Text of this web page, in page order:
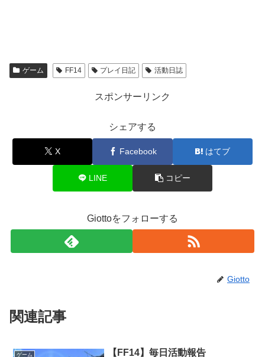
ゲーム FF14 プレイ日記 活動日誌
スポンサーリンク
シェアする
X Facebook はてブ
LINE コピー
Giottoをフォローする
Giotto
関連記事
ゲーム
【FF14】毎日活動報告